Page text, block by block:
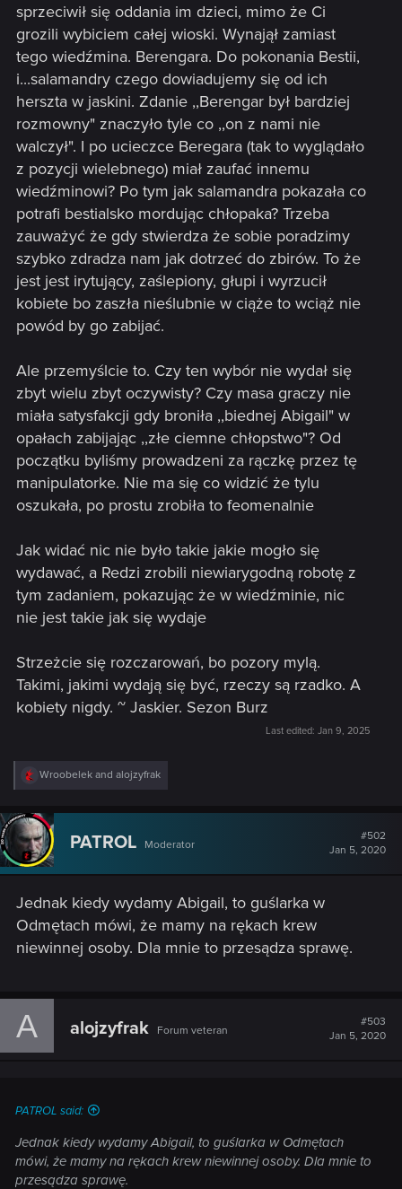
sprzeciwił się oddania im dzieci, mimo że Ci
grozili wybiciem całej wioski. Wynajął zamiast
tego wiedźmina. Berengara. Do pokonania Bestii,
i...salamandry czego dowiadujemy się od ich
herszta w jaskini. Zdanie ,,Berengar był bardziej
rozmowny" znaczyło tyle co ,,on z nami nie
walczył". I po ucieczce Beregara (tak to wyglądało
z pozycji wielebnego) miał zaufać innemu
wiedźminowi? Po tym jak salamandra pokazała co
potrafi bestialsko mordując chłopaka? Trzeba
zauważyć że gdy stwierdza że sobie poradzimy
szybko zdradza nam jak dotrzeć do zbirów. To że
jest jest irytujący, zaślepiony, głupi i wyrzucił
kobiete bo zaszła nieślubnie w ciąże to wciąż nie
powód by go zabijać.
Ale przemyślcie to. Czy ten wybór nie wydał się
zbyt wielu zbyt oczywisty? Czy masa graczy nie
miała satysfakcji gdy broniła ,,biednej Abigail" w
opałach zabijając ,,złe ciemne chłopstwo"? Od
początku byliśmy prowadzeni za rączkę przez tę
manipulatorke. Nie ma się co widzić że tylu
oszukała, po prostu zrobiła to feomenalnie
Jak widać nic nie było takie jakie mogło się
wydawać, a Redzi zrobili niewiarygodną robotę z
tym zadaniem, pokazując że w wiedźminie, nic
nie jest takie jak się wydaje
Strzeżcie się rozczarowań, bo pozory mylą.
Takimi, jakimi wydają się być, rzeczy są rzadko. A
kobiety nigdy. ~ Jaskier. Sezon Burz
Last edited: Jan 9, 2025
R
e
c
t
i
o
n
:
Wroobelek and alojzyfrak
PATROL Moderator
#502
Jan 5, 2020
Jednak kiedy wydamy Abigail, to guślarka w
Odmętach mówi, że mamy na rękach krew
niewinnej osoby. Dla mnie to przesądza sprawę.
A alojzyfrak Forum veteran
#503
Jan 5, 2020
PATROL said:
Jednak kiedy wydamy Abigail, to guślarka w Odmętach
mówi, że mamy na rękach krew niewinnej osoby. Dla mnie to
przesądza sprawę.